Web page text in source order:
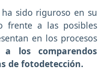
sido riguroso en su
frente a las posibles
en los procesos
los comparendos
de fotodetección.